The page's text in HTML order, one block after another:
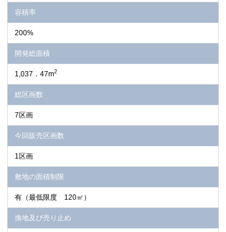
容積率
200%
開発総面積
1,037．47m2
総区画数
7区画
今回販売区画数
1区画
敷地の面積制限
有（最低限度 120㎡）
換地及び売り止め